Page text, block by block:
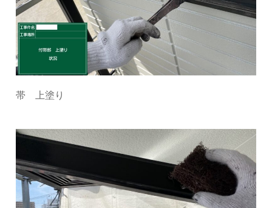
帯 上塗り